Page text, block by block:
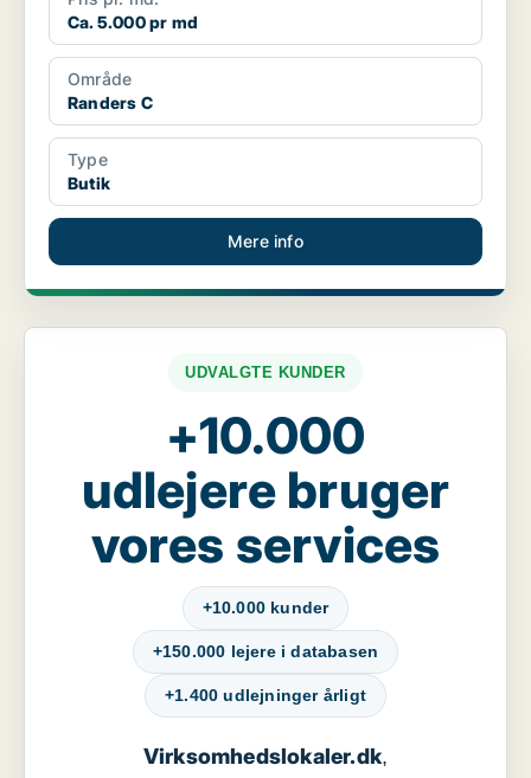
Ca. 5.000 pr md
Område
Randers C
Type
Butik
Mere info
UDVALGTE KUNDER
+10.000
udlejere bruger
vores services
+10.000 kunder
+150.000 lejere i databasen
+1.400 udlejninger årligt
Virksomhedslokaler.dk,